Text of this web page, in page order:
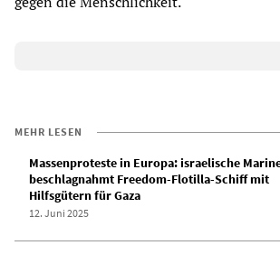
MEHR LESEN
Massenproteste in Europa: israelische
beschlagnahmt Freedom-Flotilla-Schiff mit
Hilfsgütern für Gaza
12. Juni 2025